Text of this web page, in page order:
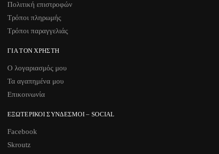
Πολιτική επιστροφών
Τρόποι πληρωμής
Τρόποι παραγγελιάς
ΓΙΑ ΤΟΝ ΧΡΉΣΤΗ
Ο λογαριασμός μου
Τα αγαπημένα μου
Επικοινωνία
ΕΞΩΤΕΡΙΚΟΊ ΣΎΝΔΕΣΜΟΙ – SOCIAL
Facebook
Skroutz